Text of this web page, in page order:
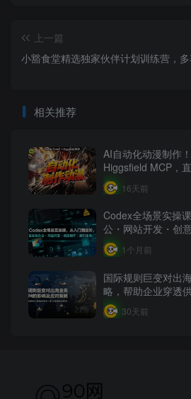
上一篇
小豁食堂精选独家伙伴计划训练营，
相关推荐
AI自动化动漫制作
Higgsfield MCP，
16天前
Codex全场景实操
公・网站开发・创
学
1个月前
国际规则巨变对出
略，帮助企业穿透
险
30天前